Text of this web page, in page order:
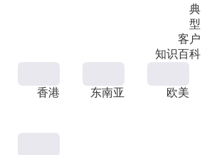
典
型
客户
知识百科
香港 东南亚 欧美